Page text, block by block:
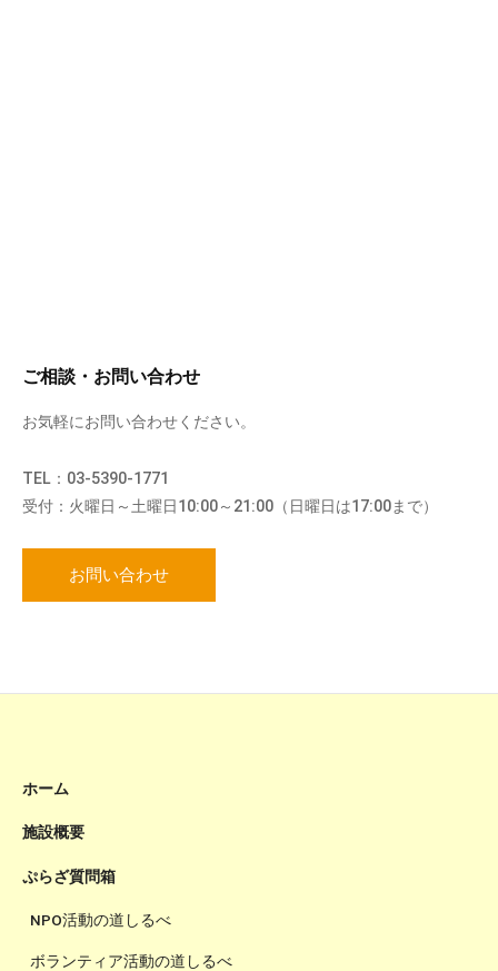
ご相談・お問い合わせ
お気軽にお問い合わせください。
TEL：03-5390-1771
受付：火曜日～土曜日10:00～21:00（日曜日は17:00まで）
お問い合わせ
ホーム
施設概要
ぷらざ質問箱
NPO活動の道しるべ
ボランティア活動の道しるべ